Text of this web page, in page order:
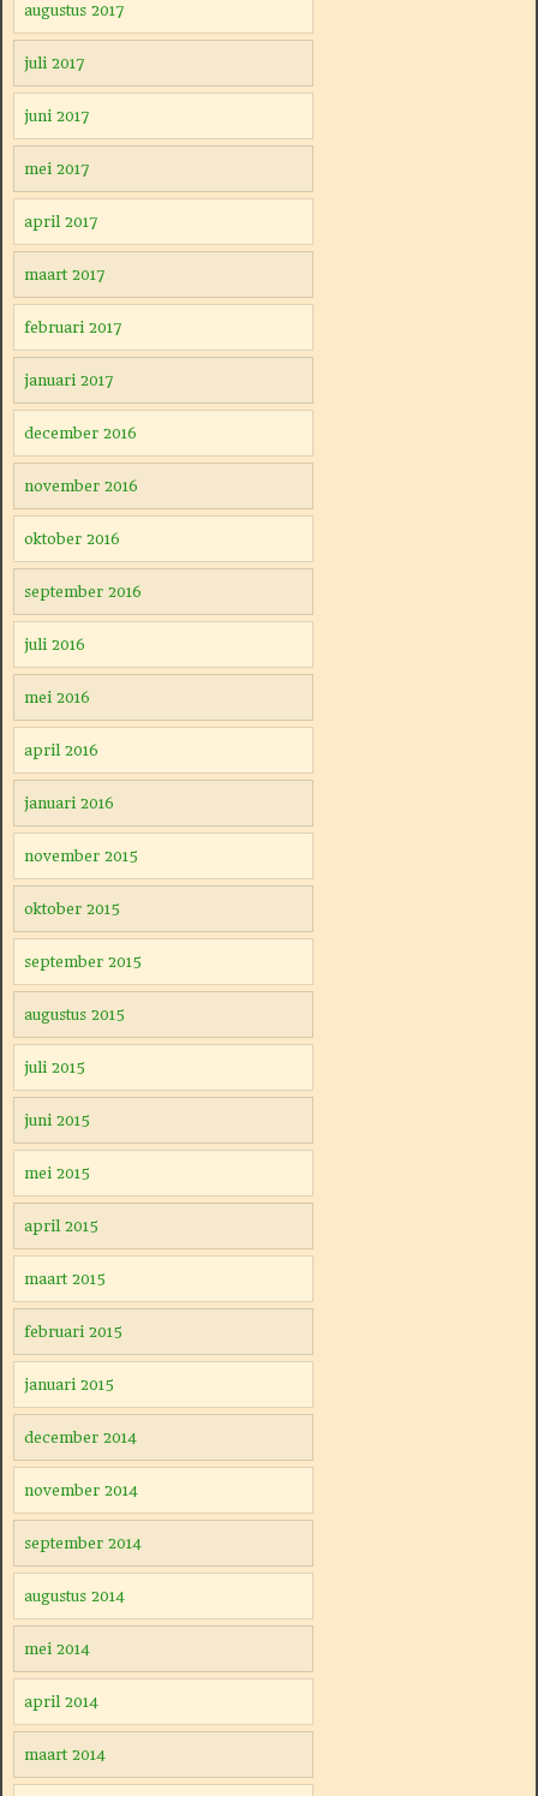
augustus 2017
juli 2017
juni 2017
mei 2017
april 2017
maart 2017
februari 2017
januari 2017
december 2016
november 2016
oktober 2016
september 2016
juli 2016
mei 2016
april 2016
januari 2016
november 2015
oktober 2015
september 2015
augustus 2015
juli 2015
juni 2015
mei 2015
april 2015
maart 2015
februari 2015
januari 2015
december 2014
november 2014
september 2014
augustus 2014
mei 2014
april 2014
maart 2014